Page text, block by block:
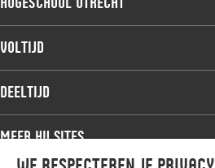
Voltijdopleidingen
Deeltijdopleidingen
Onderzoek
Voltijd
Associate degree
Bachelor
Master
Deeltijd
Associate degree
Bachelor
Meer HU sites